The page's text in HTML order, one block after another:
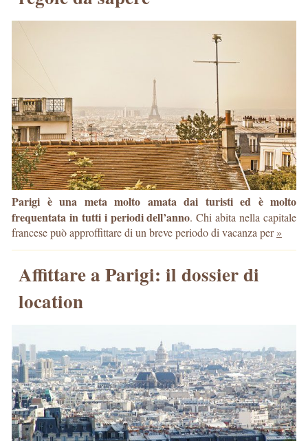
Parigi è una meta molto amata dai turisti ed è molto
frequentata in tutti i periodi dell’anno. Chi abita nella capitale
francese può approffittare di un breve periodo di vacanza per»
Affittare a Parigi: il dossier di
location